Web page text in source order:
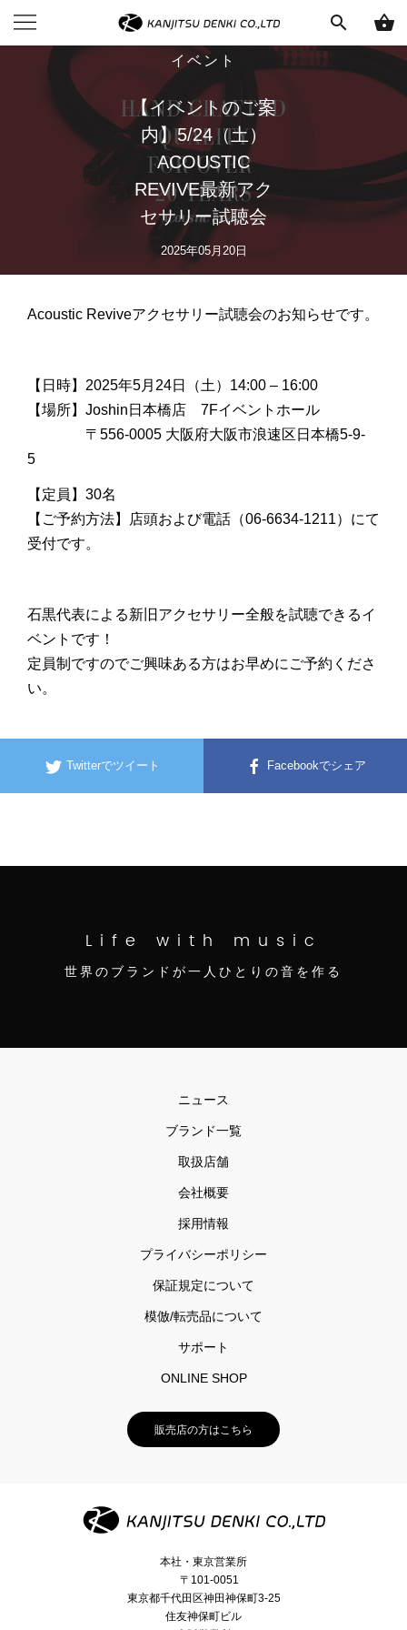
search shopping_basket
イベント
【イベントのご案
内】5/24（土）
ACOUSTIC
REVIVE最新アク
セサリー試聴会
2025年05月20日
Acoustic Reviveアクセサリー試聴会のお知らせです。
【日時】2025年5月24日（土）14:00 – 16:00
【場所】Joshin日本橋店 7Fイベントホール
〒556-0005 大阪府大阪市浪速区日本橋5-9-
5
【定員】30名
【ご予約方法】店頭および電話（06-6634-1211）にて
受付です。
石黒代表による新旧アクセサリー全般を試聴できるイ
ベントです！
定員制ですのでご興味ある方はお早めにご予約くださ
い。
Twitterでツイート Facebookでシェア
Life with music
世界のブランドが一人ひとりの音を作る
ニュース
ブランド一覧
取扱店舗
会社概要
採用情報
プライバシーポリシー
保証規定について
模倣/転売品について
サポート
ONLINE SHOP
販売店の方はこちら
本社・東京営業所
〒101-0051
東京都千代田区神田神保町3-25
住友神保町ビル